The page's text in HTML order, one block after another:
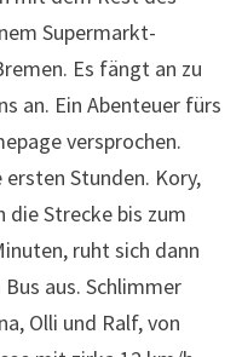
aus. Schlimmer
Olli und Ralf, von
mit zirka 12 km/h
oder die Dritte exakt
und dann einen
als das verregnete
letzten Viertel der